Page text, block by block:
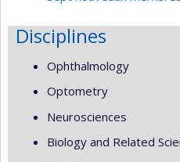
Disciplines
Ophthalmology
Optometry
Neurosciences
Biology and Related